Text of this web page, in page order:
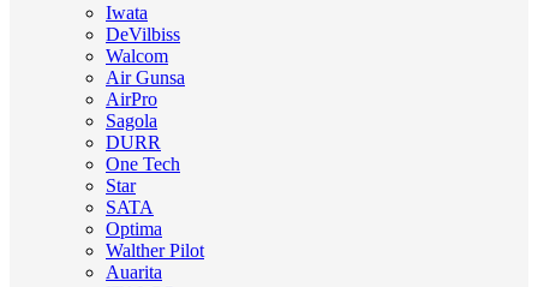
Iwata
DeVilbiss
Walcom
Air Gunsa
AirPro
Sagola
DURR
One Tech
Star
SATA
Optima
Walther Pilot
Auarita